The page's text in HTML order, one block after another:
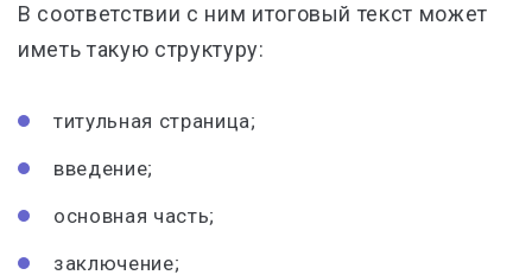
В соответствии с ним итоговый текст может
иметь такую структуру:
титульная страница;
введение;
основная часть;
заключение;